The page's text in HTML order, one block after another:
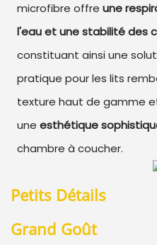
microfibre offre une
l'eau et une stabilité des
constituant ainsi une
pratique pour les lits
texture haut de gamme
une esthétique
chambre à coucher.
Petits Détails
Grand Goût